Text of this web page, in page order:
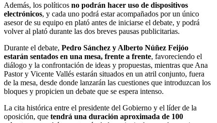
Además, los políticos no podrán hacer uso de dispositivos
electrónicos, y cada uno podrá estar acompañados por un único
asesor de su equipo en plató antes de iniciarse el debate, y podrá
volver al plató durante las dos breves pausas publicitarias.
Durante el debate, Pedro Sánchez y Alberto Núñez Feijóo
estarán sentados en una mesa, frente a frente, favoreciendo el
diálogo y la confrontación de ideas y propuestas, mientras que Ana
Pastor y Vicente Vallés estarán situados en un atril conjunto, fuera
de la mesa, desde donde lanzarán las cuestiones que introduzcan los
bloques y propicien un debate que se espera intenso.
La cita histórica entre el presidente del Gobierno y el líder de la
oposición, que tendrá una duración aproximada de 100